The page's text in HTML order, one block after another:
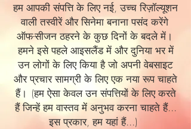
हम आपकी संपत्ति के लिए नई, उच्च रिज़ॉल्यूशन
वाली तस्वीरें और सिनेमा बनाना पसंद करेंगे
ऑफ-सीजन ठहरने के कुछ दिनों के बदले में।
हमने इसे पहले आइसलैंड में और दुनिया भर में
उन लोगों के लिए किया है जो अपनी वेबसाइट
और प्रचार सामग्री के लिए एक नया रूप चाहते
हैं। (हम ऐसा केवल उन संपत्तियों के लिए करते
हैं जिन्हें हम वास्तव में अनुभव करना चाहते हैं...
इस प्रकार, हम यहां हैं...)